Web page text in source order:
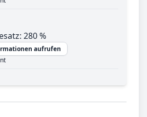
280 %
aufrufen